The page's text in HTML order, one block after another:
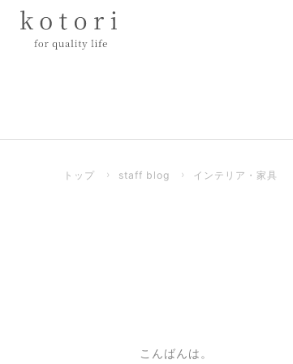
トップ › staff blog › インテリア・家具
こんばんは。